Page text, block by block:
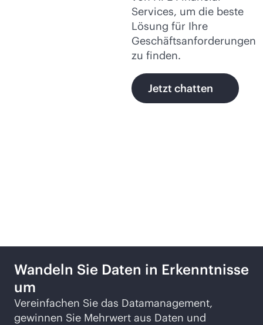
Services, um die beste
Lösung für Ihre
Geschäftsanforderungen
zu finden.
Jetzt chatten
Wandeln Sie Daten in Erkenntnisse
um
Vereinfachen Sie das Datamanagement,
gewinnen Sie Mehrwert aus Daten und